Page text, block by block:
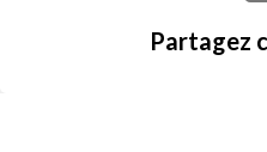
Partagez